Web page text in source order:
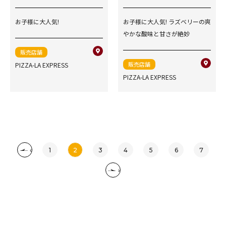
お子様に大人気!
販売店舗
PIZZA-LA EXPRESS
お子様に大人気! ラズベリーの爽
やかな酸味と甘さが絶妙
販売店舗
PIZZA-LA EXPRESS
‹ 1 2 3 4 5 6 7
›